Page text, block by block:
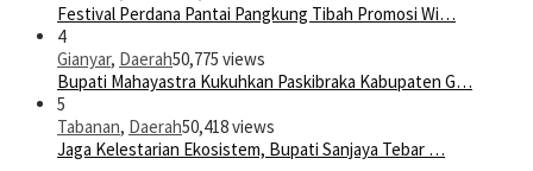
Festival Perdana Pantai Pangkung Tibah Promosi Wi…
4
Gianyar, Daerah50,775 views
Bupati Mahayastra Kukuhkan Paskibraka Kabupaten G…
5
Tabanan, Daerah50,418 views
Jaga Kelestarian Ekosistem, Bupati Sanjaya Tebar …